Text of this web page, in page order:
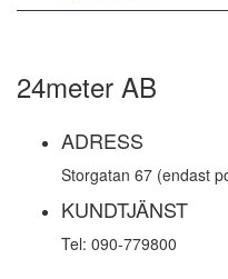
24meter AB
ADRESS
Storgatan 67 (endast
KUNDTJÄNST
Tel: 090-779800